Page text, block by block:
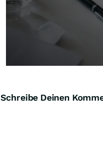
Schreibe Deinen